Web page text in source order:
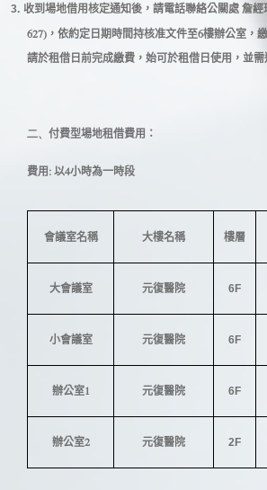
3. 收到場地借用核定通知後，請電話聯絡公關處 詹經
627) ，依約定日期時間持核准文件至6樓辦公室，
請於租借日前完成繳費，始可於租借日使用，並需
二、付費型場地租借費用：
費用 :以4小時為一時段
會議室名稱 大樓名稱 樓層
大會議室 元復醫院 6F
小會議室 元復醫院 6F
辦公室1 元復醫院 6F
辦公室2 元復醫院 2F